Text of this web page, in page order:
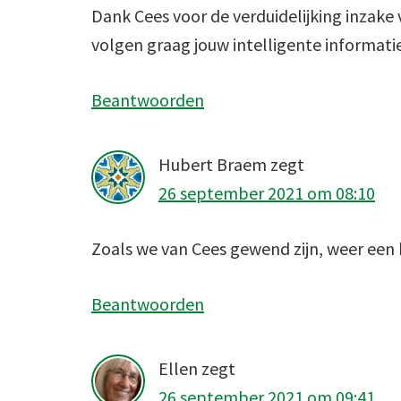
Dank Cees voor de verduidelijking
volgen graag jouw intelligente
Beantwoorden
Hubert Braem zegt
26 september 2021 om 08:10
Zoals we van Cees gewend zijn, weer
Beantwoorden
Ellen zegt